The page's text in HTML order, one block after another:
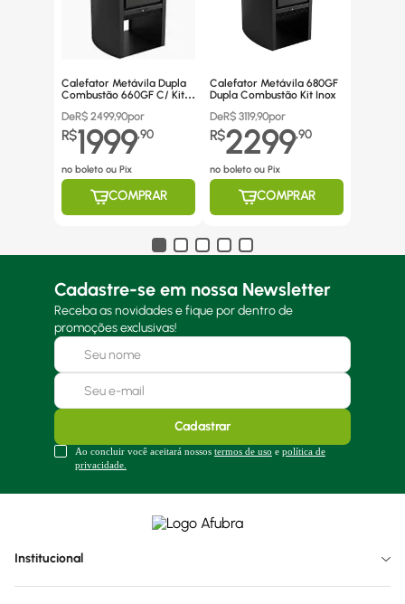
Calefator Metávila Dupla
Combustão 660GF C/ Kit
DeR$ 2499,90por
R$1999,90
no boleto ou Pix
COMPRAR
Calefator Metávila 680GF
Dupla Combustão Kit Inox
DeR$ 3119,90por
R$2299,90
no boleto ou Pix
COMPRAR
Cadastre-se em nossa Newsletter
Receba as novidades e fique por dentro de
promoções exclusivas!
Cadastrar
Ao concluir você aceitará nossos termos de uso e política de
privacidade.
Institucional